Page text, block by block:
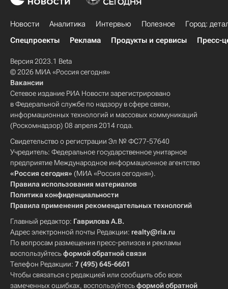
Новости Аналитика Интервью Полезное
Город:
Спецпроекты
Реклама Продукты и сервисы Пресс-
Версия 2023.1 Beta
© 2026 МИА «Россия сегодня»
Вакансии
Сетевое издание РИА Новости зарегистрировано
в Федеральной службе по надзору в сфере связи,
информационных технологий и массовых коммуникаций
(Роскомнадзор) 08 апреля 2014 года.
Свидетельство о регистрации Эл № ФС77-57640
Учредитель: Федеральное государственное унитарное
предприятие Международное информационное агентство
«Россия сегодня» (МИА «Россия сегодня»).
Правила использования материалов
Политика конфиденциальности
Правила применения рекомендательных технологий
Главный редактор: Гаврилова А.В.
Адрес электронной почты Редакции: realty@ria.ru
По вопросам размещения пресс-релизов и рекламы
воспользуйтесьформой обратной связи
Телефон Редакции: 7 (495) 645-6601
Чтобы связаться с редакцией или сообщить обо всех
замеченных ошибках, воспользуйтесьформой обратной